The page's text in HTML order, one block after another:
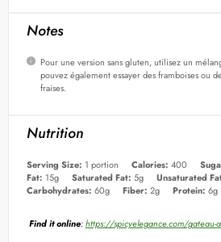
Notes
Pour une version sans gluten, utilisez un
pouvez également essayer des framboises ou
fraises.
Nutrition
Serving Size: 1 portion Calories: 400
Fat: 15g Saturated Fat: 5g Unsaturated
Carbohydrates: 60g Fiber: 2g Protein: 6g
Find it online:https://spicyelegance.com/gateau-